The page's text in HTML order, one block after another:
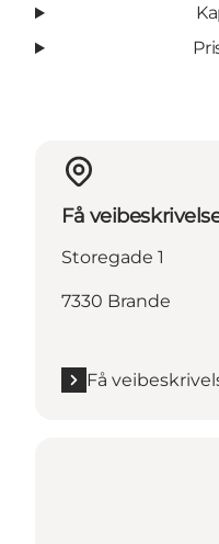
Få
Storegade 1
7330 Brande
Få